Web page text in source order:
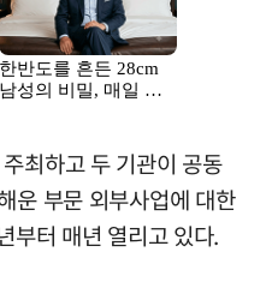
최하고 두 기관이 공동
운 부문 외부사업에 대한
부터 매년 열리고 있다.